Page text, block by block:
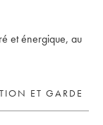
et énergique, au
ET GARDE